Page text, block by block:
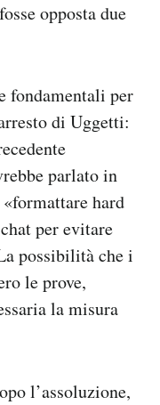
opposta due
fondamentali per
di Uggetti:
parlato in
hard
per evitare
possibilità che i
le prove,
la misura
l’assoluzione,